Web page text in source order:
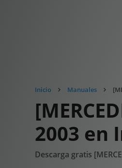
Inicio Manuales
2003 en
Descarga gratis